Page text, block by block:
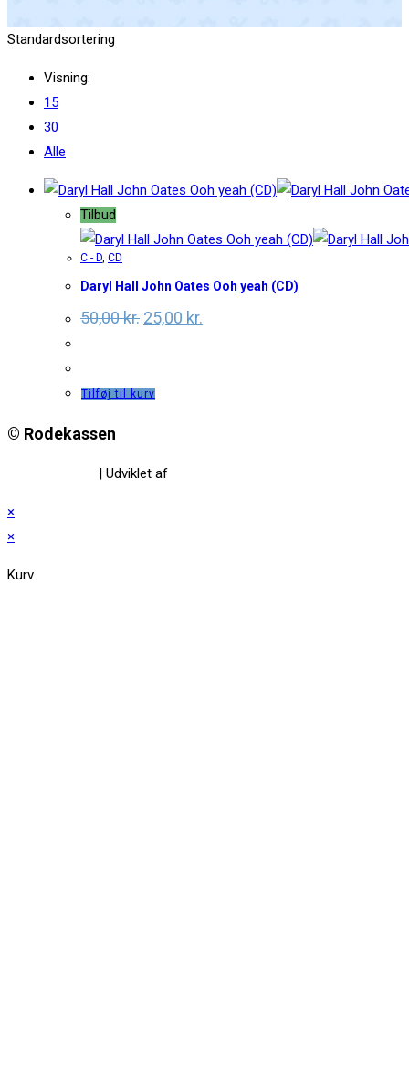
Standardsortering
Visning:
15
30
Alle
Tilbud
C - D, CD
Daryl Hall John Oates Ooh yeah (CD)
50,00kr. Original
price
25,00 kr.
price
Tilføj til kurv
© Rodekassen
| Udviklet af
×
×
Kurv